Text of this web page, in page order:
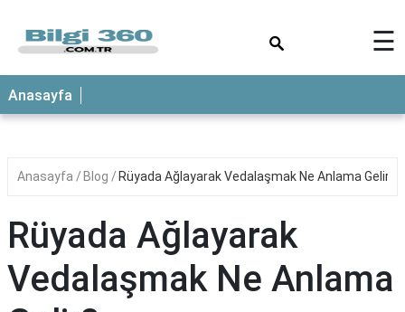
ANASAYFA
☰
Anasayfa
Anasayfa Blog Rüyada Ağlayarak Vedalaşmak Ne Anlama Gelir?
Rüyada Ağlayarak
Vedalaşmak Ne Anlama